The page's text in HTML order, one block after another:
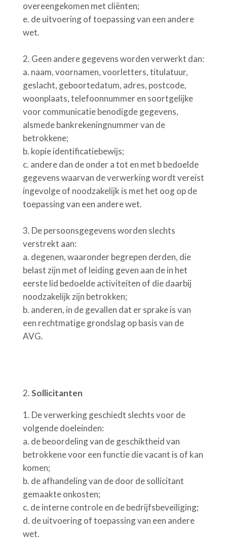
overeengekomen met cliënten;
e. de uitvoering of toepassing van een andere
wet.
Geen andere gegevens worden verwerkt dan:
a. naam, voornamen, voorletters, titulatuur,
geslacht, geboortedatum, adres, postcode,
woonplaats, telefoonnummer en soortgelijke
voor communicatie benodigde gegevens,
alsmede bankrekeningnummer van de
betrokkene;
b. kopie identificatiebewijs;
c. andere dan de onder a tot en met b bedoelde
gegevens waarvan de verwerking wordt vereist
ingevolge of noodzakelijk is met het oog op de
toepassing van een andere wet.
De persoonsgegevens worden slechts
verstrekt aan:
a. degenen, waaronder begrepen derden, die
belast zijn met of leiding geven aan de in het
eerste lid bedoelde activiteiten of die daarbij
noodzakelijk zijn betrokken;
b. anderen, in de gevallen dat er sprake is van
een rechtmatige grondslag op basis van de
AVG.
Sollicitanten
De verwerking geschiedt slechts voor de
volgende doeleinden:
a. de beoordeling van de geschiktheid van
betrokkene voor een functie die vacant is of kan
komen;
b. de afhandeling van de door de sollicitant
gemaakte onkosten;
c. de interne controle en de bedrijfsbeveiliging;
d. de uitvoering of toepassing van een andere
wet.